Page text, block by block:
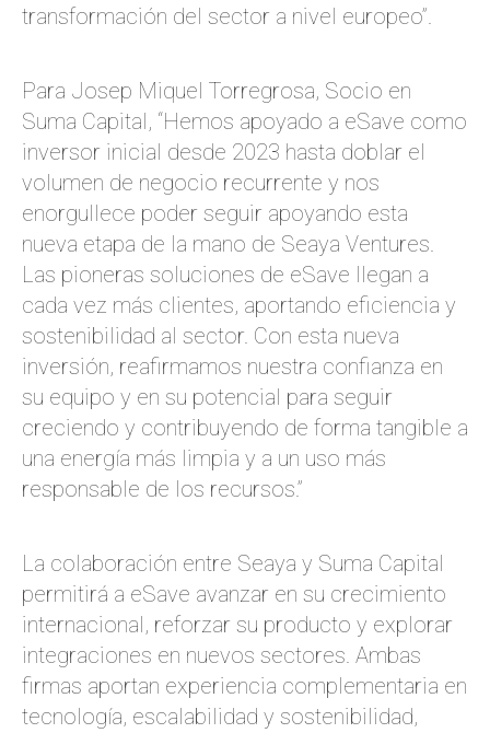
transformación del sector a nivel europeo”.
Para Josep Miquel Torregrosa, Socio en
Suma Capital, “Hemos apoyado a eSave como
inversor inicial desde 2023 hasta doblar el
volumen de negocio recurrente y nos
enorgullece poder seguir apoyando esta
nueva etapa de la mano de Seaya Ventures.
Las pioneras soluciones de eSave llegan a
cada vez más clientes, aportando eficiencia y
sostenibilidad al sector. Con esta nueva
inversión, reafirmamos nuestra confianza en
su equipo y en su potencial para seguir
creciendo y contribuyendo de forma tangible a
una energía más limpia y a un uso más
responsable de los recursos.”
La colaboración entre Seaya y Suma Capital
permitirá a eSave avanzar en su crecimiento
internacional, reforzar su producto y explorar
integraciones en nuevos sectores. Ambas
firmas aportan experiencia complementaria en
tecnología, escalabilidad y sostenibilidad,